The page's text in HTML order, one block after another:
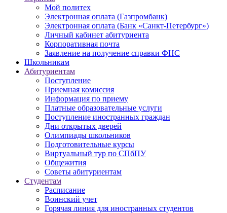
Мой политех
Электронная оплата (Газпромбанк)
Электронная оплата (Банк «Санкт-Петербург»)
Личный кабинет абитуриента
Корпоративная почта
Заявление на получение справки ФНС
Школьникам
Абитуриентам
Поступление
Приемная комиссия
Информация по приему
Платные образовательные услуги
Поступление иностранных граждан
Дни открытых дверей
Олимпиады школьников
Подготовительные курсы
Виртуальный тур по СПбПУ
Общежития
Советы абитуриентам
Студентам
Расписание
Воинский учет
Горячая линия для иностранных студентов